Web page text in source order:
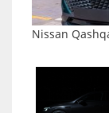
Nissan